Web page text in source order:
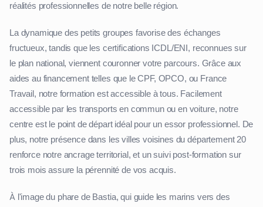
réalités professionnelles de notre belle région.
La dynamique des petits groupes favorise des échanges
fructueux, tandis que les certifications ICDL/ENI, reconnues sur
le plan national, viennent couronner votre parcours. Grâce aux
aides au financement telles que le CPF, OPCO, ou France
Travail, notre formation est accessible à tous. Facilement
accessible par les transports en commun ou en voiture, notre
centre est le point de départ idéal pour un essor professionnel. De
plus, notre présence dans les villes voisines du département 20
renforce notre ancrage territorial, et un suivi post-formation sur
trois mois assure la pérennité de vos acquis.
À l'image du phare de Bastia, qui guide les marins vers des